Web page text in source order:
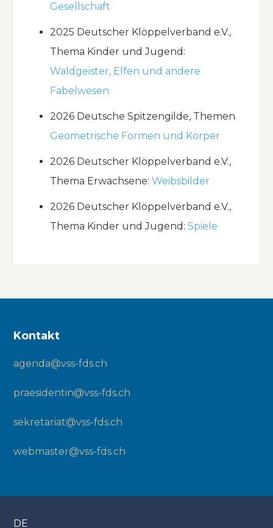
Gesellschaft
2025 Deutscher Klöppelverband e.V.,
Thema Kinder und Jugend:
Waldgeister, Elfen und andere
Fabelwesen
2026 Deutsche Spitzengilde, Themen
Geometrische Formen und Körper
2026 Deutscher Klöppelverband e.V.,
Thema Erwachsene:Weibsbilder
2026 Deutscher Klöppelverband e.V.,
Thema Kinder und Jugend:Spiele
Kontakt
agenda@vss-fds.ch
praesidentin@vss-fds.ch
sekretariat@vss-fds.ch
webmaster@vss-fds.ch
DE